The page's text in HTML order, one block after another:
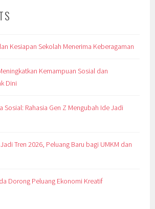
Kesiapan Sekolah Menerima Keberagaman
Kemampuan Sosial dan
Dini
Sosial: Rahasia Gen Z Mengubah Ide Jadi
Tren 2026, Peluang Baru bagi UMKM dan
Dorong Peluang Ekonomi Kreatif